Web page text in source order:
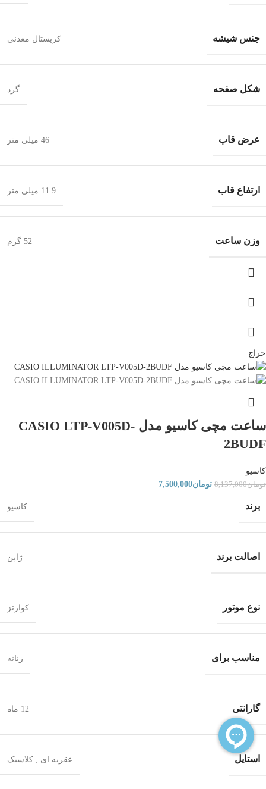
جنس شیشه کریستال معدنی
شکل صفحه گرد
عرض قاب 46 میلی متر
ارتفاع قاب 11.9 میلی متر
وزن ساعت 52 گرم
حراج
ساعت مچی کاسیو مدل CASIO LTP-V005D-
2BUDF
کاسیو
تومان8,137,000 تومان7,500,000
برند کاسیو
اصالت برند ژاپن
نوع موتور کوارتز
مناسب برای زنانه
گارانتی 12 ماه
استایل عقربه ای کلاسیک